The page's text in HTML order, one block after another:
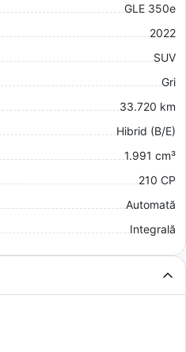
GLE 350e
2022
SUV
Gri
33.720 km
Hibrid (B/E)
1.991 cm³
210 CP
Automată
Integrală